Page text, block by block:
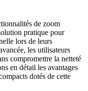
de zoom
pratique pour
lors de leurs
les utilisateurs
compromettre la netteté
en détail les avantages
dotés de cette